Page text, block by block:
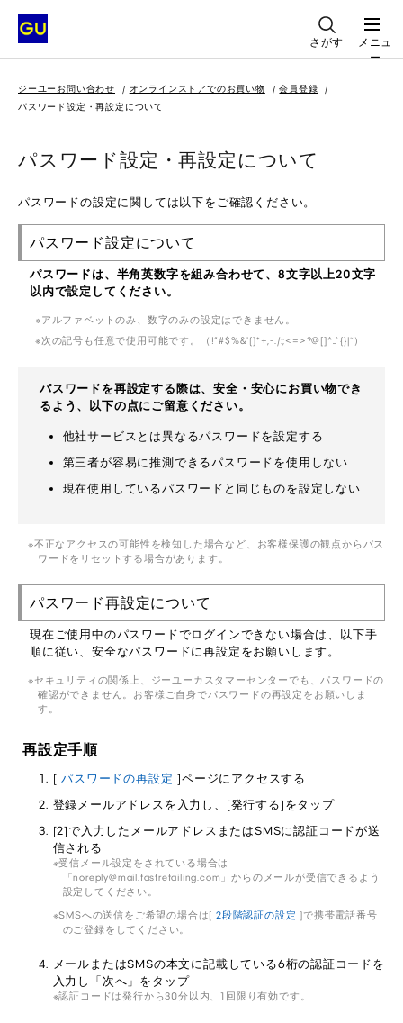
さがす
メニュ
ー
ジーユーお問い合わせ オンラインストアでのお買い物
会員登録
パスワード設定・再設定について
パスワード設定・再設定について
パスワードの設定に関しては以下をご確認ください。
パスワード設定について
パスワードは、半角英数字を組み合わせて、8文字以上20文字
以内で設定してください。
アルファベットのみ、数字のみの設定はできません。
次の記号も任意で使用可能です。（!“#$%&'()*+,-./:;<=>?@[]^_`{}|~）
パスワードを再設定する際は、安全・安心にお買い物でき
るよう、以下の点にご留意ください。
他社サービスとは異なるパスワードを設定する
第三者が容易に推測できるパスワードを使用しない
現在使用しているパスワードと同じものを設定しない
不正なアクセスの可能性を検知した場合など、お客様保護の観点からパス
ワードをリセットする場合があります。
パスワード再設定について
現在ご使用中のパスワードでログインできない場合は、以下手
順に従い、安全なパスワードに再設定をお願いします。
セキュリティの関係上、ジーユーカスタマーセンターでも、パスワードの
確認ができません。お客様ご自身でパスワードの再設定をお願いしま
す。
再設定手順
[パスワードの再設定 ]ページにアクセスする
登録メールアドレスを入力し、[発行する]をタップ
[2]で入力したメールアドレスまたはSMSに認証コードが送
信される
受信メール設定をされている場合は
「noreply@mail.fastretailing.com」からのメールが受信できるよう
設定してください。
SMSへの送信をご希望の場合は[ 2段階認証の設定 ]で携帯電話番号
のご登録をしてください。
メールまたはSMSの本文に記載している6桁の認証コードを
入力し「次へ」をタップ
認証コードは発行から30分以内、1回限り有効です。